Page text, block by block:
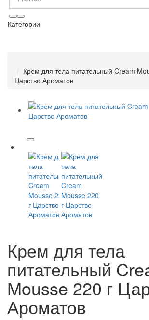
Категории
Крем для тела питательный Cream
Царство Ароматов
Крем для тела
питательный
Mousse 220 г
Ароматов